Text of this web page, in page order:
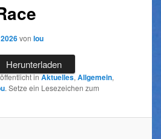
von lou
Herunterladen
inAktuelles, Allgemein,
. Setze ein Lesezeichen zum